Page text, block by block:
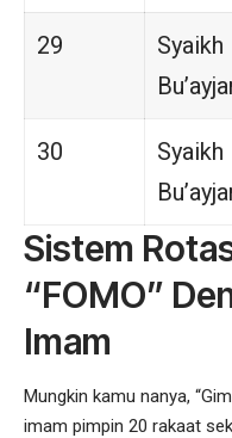
29
Syaikh
30
Syaikh
Sistem
“FOMO”
Imam
Mungkin kamu nanya,
imam pimpin 20 rakaat